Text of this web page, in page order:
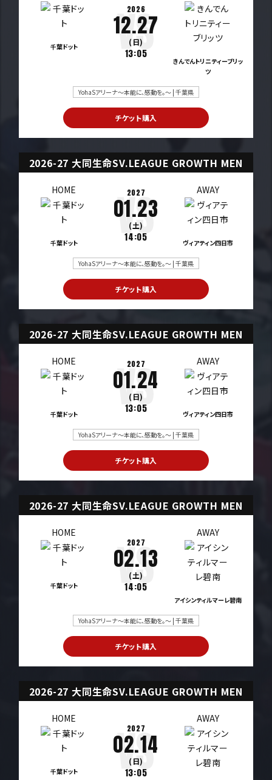
千葉ドット
2026
12.27
(日)
13:05
きんでんトリニティーブリッ
ツ
YohaSアリーナ～本能に、感動を。～ | 千葉県
チケット購入
2026-27 大同生命SV.LEAGUE GROWTH MEN
HOME
千葉ドット
2027
01.23
(土)
14:05
AWAY
ヴィアティン四日市
YohaSアリーナ～本能に、感動を。～ | 千葉県
チケット購入
2026-27 大同生命SV.LEAGUE GROWTH MEN
HOME
千葉ドット
2027
01.24
(日)
13:05
AWAY
ヴィアティン四日市
YohaSアリーナ～本能に、感動を。～ | 千葉県
チケット購入
2026-27 大同生命SV.LEAGUE GROWTH MEN
HOME
千葉ドット
2027
02.13
(土)
14:05
AWAY
アイシンティルマーレ碧南
YohaSアリーナ～本能に、感動を。～ | 千葉県
チケット購入
2026-27 大同生命SV.LEAGUE GROWTH MEN
HOME
千葉ドット
2027
02.14
(日)
13:05
AWAY